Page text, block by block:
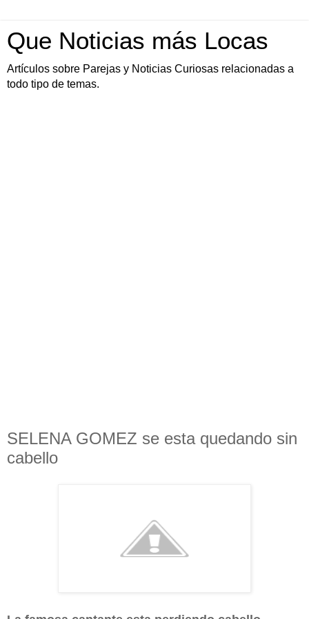
Que Noticias más Locas
Artículos sobre Parejas y Noticias Curiosas relacionadas a
todo tipo de temas.
SELENA GOMEZ se esta quedando sin
cabello